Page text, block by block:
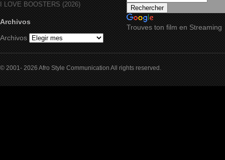
I LOVE BOOSTERS (2026)
Archivos
Archivos
Trouves ton film en Streaming
© 2001- 2026 Afro Style Communication All rights reserved.